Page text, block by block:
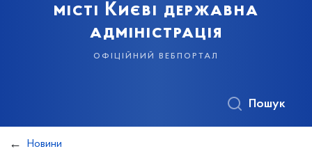
місті Києві державна
адміністрація
офіційний вебпортал
Пошук
Новини